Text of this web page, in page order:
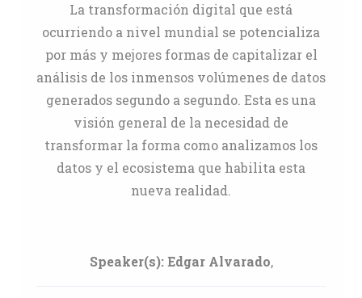
La transformación digital que está
ocurriendo a nivel mundial se potencializa
por más y mejores formas de capitalizar el
análisis de los inmensos volúmenes de datos
generados segundo a segundo. Esta es una
visión general de la necesidad de
transformar la forma como analizamos los
datos y el ecosistema que habilita esta
nueva realidad.
Speaker(s): Edgar Alvarado,